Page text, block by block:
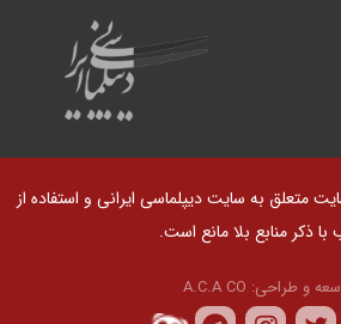
متعلق به سایت دیپلماسی ایرانی و استفاده از
با ذکر منابع بلا مانع است.
و طراحی: A.C.A CO